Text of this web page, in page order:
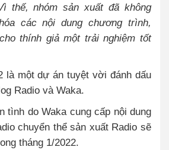
thế, nhóm sản xuất đã không
các nội dung chương trình,
thính giả một trải nghiệm tốt
là một dự án tuyệt vời đánh dấu
Radio và Waka.
tình do Waka cung cấp nội dung
chuyển thể sản xuất Radio sẽ
tháng 1/2022.